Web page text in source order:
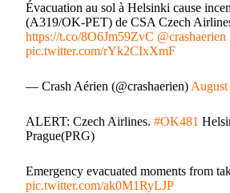
Évacuation au sol à Helsinki cause
(A319/OK-PET) de CSA Czech
https://t.co/8O6Jm59ZvC @crashaerien
pic.twitter.com/rYk2CIxXmF
— Crash Aérien (@crashaerien)
ALERT: Czech Airlines.#OK481
Prague(PRG)
Emergency evacuated moments from
pic.twitter.com/ak0M1RyLJP